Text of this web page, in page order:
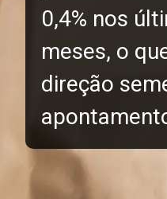
0,4% nos
meses, o
direção